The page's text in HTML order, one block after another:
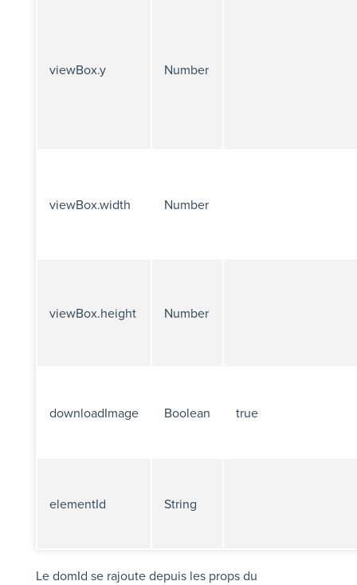
viewBox.y Number
viewBox.width Number
viewBox.height Number
downloadImage Boolean true
elementId String
Le domId se rajoute depuis les props du